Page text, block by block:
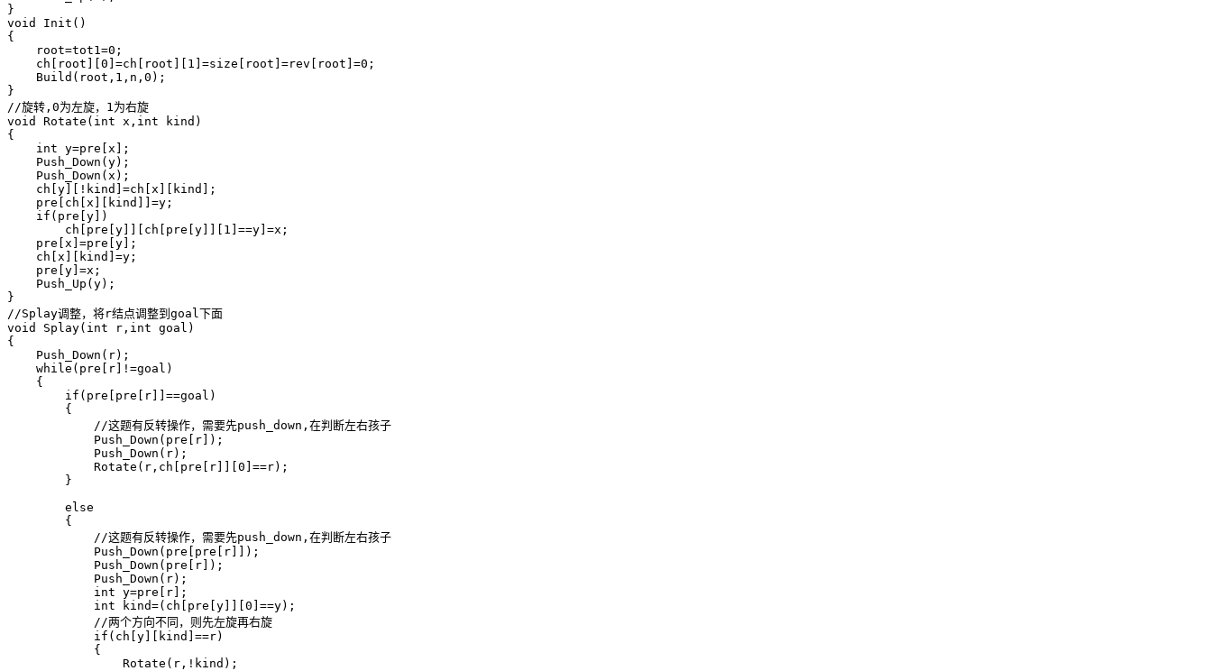
}
void Init()
{
    root=tot1=0;
    ch[root][0]=ch[root][1]=size[root]=rev[root]=0;
    Build(root,1,n,0);
}
//旋转,0为左旋，1为右旋
void Rotate(int x,int kind)
{
    int y=pre[x];
    Push_Down(y);
    Push_Down(x);
    ch[y][!kind]=ch[x][kind];
    pre[ch[x][kind]]=y;
    if(pre[y])
        ch[pre[y]][ch[pre[y]][1]==y]=x;
    pre[x]=pre[y];
    ch[x][kind]=y;
    pre[y]=x;
    Push_Up(y);
}
//Splay调整，将r结点调整到goal下面
void Splay(int r,int goal)
{
    Push_Down(r);
    while(pre[r]!=goal)
    {
        if(pre[pre[r]]==goal)
        {
            //这题有反转操作，需要先push_down,在判断左右孩子
            Push_Down(pre[r]);
            Push_Down(r);
            Rotate(r,ch[pre[r]][0]==r);
        }
        else
        {
            //这题有反转操作，需要先push_down,在判断左右孩子
            Push_Down(pre[pre[r]]);
            Push_Down(pre[r]);
            Push_Down(r);
            int y=pre[r];
            int kind=(ch[pre[y]][0]==y);
            //两个方向不同，则先左旋再右旋
            if(ch[y][kind]==r)
            {
                Rotate(r,!kind);